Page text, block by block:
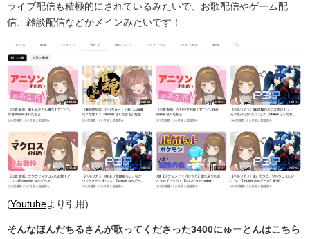
ライブ配信も積極的にされているみたいで、お歌配信やゲーム配
信、雑談配信などがメインみたいです！
(Youtubeより引用)
そんなほんだちるさんが歌ってくださった3400にゅーとんはこちら